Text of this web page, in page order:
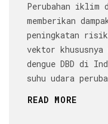
Perubahan iklim
memberikan
peningkatan
vektor khususnya
dengue DBD di
suhu udara
READ MORE